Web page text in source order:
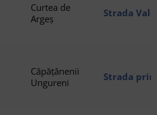
Curtea de
Argeș
Strada
Căpățânenii
Ungureni
Strada